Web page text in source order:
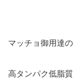
マッチョ御用達
高タンパク低脂